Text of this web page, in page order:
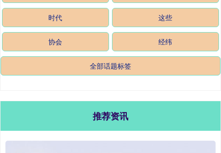
时代 这些
协会 经纬
全部话题标签
推荐资讯